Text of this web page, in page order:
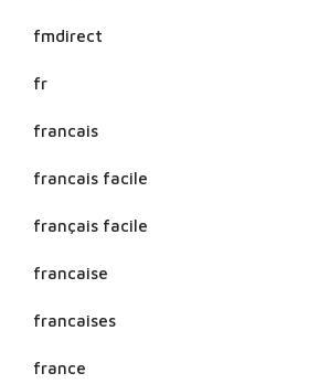
fmdirect
fr
francais
francais facile
français facile
francaise
francaises
france